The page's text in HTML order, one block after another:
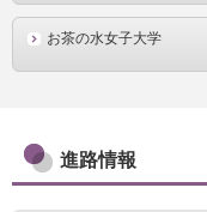
お茶の水女子大学
進路情報